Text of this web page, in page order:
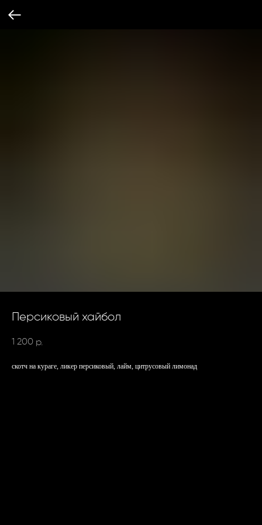
Персиковый хайбол
1 200 р.
скотч на кураге, ликер персиковый, лайм, цитрусовый лимонад